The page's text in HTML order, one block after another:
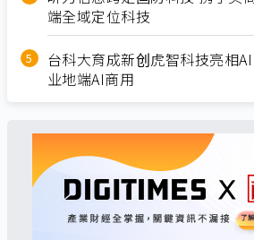
端全域定位科技
台科大育成新创虎智科技亮相
业地端AI商用